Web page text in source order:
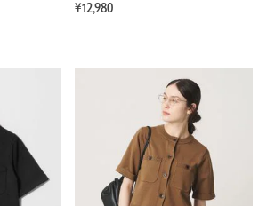
¥12,980